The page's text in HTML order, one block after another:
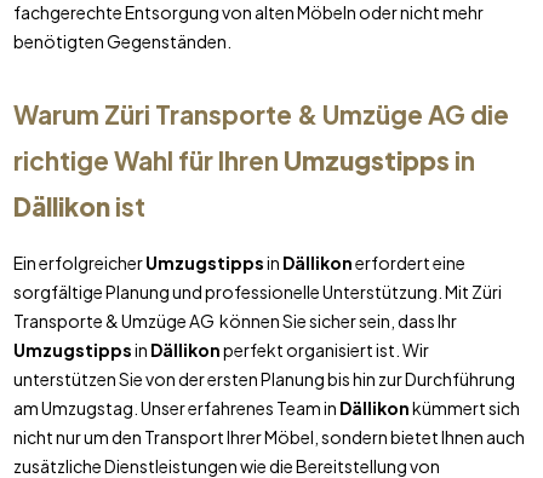
fachgerechte Entsorgung von alten Möbeln oder nicht mehr
benötigten Gegenständen.
Warum Züri Transporte & Umzüge AG die
richtige Wahl für Ihren Umzugstipps in
Dällikonist
Ein erfolgreicherUmzugstippsin Dällikonerfordert eine
sorgfältige Planung und professionelle Unterstützung. Mit Züri
Transporte & Umzüge AG können Sie sicher sein, dass Ihr
Umzugstippsin Dällikonperfekt organisiert ist. Wir
unterstützen Sie von der ersten Planung bis hin zur Durchführung
am Umzugstag. Unser erfahrenes Team in Dällikonkümmert sich
nicht nur um den Transport Ihrer Möbel, sondern bietet Ihnen auch
zusätzliche Dienstleistungen wie die Bereitstellung von